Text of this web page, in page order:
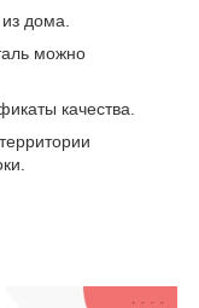
дома.
можно
качества.